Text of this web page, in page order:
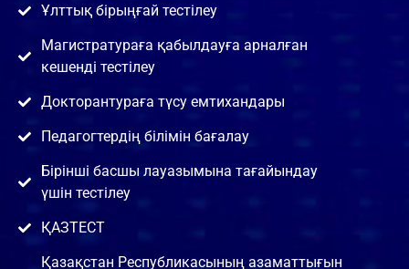
Ұлттық бірыңғай тестілеу
Магистратураға қабылдауға арналған
кешенді тестілеу
Докторантураға түсу емтихандары
Педагогтердің білімін бағалау
Бірінші басшы лауазымына тағайындау
үшін тестілеу
ҚАЗТЕСТ
Қазақстан Республикасының азаматтығын